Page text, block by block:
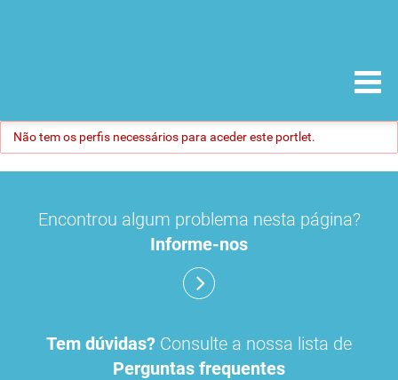
Não tem os perfis necessários para aceder este portlet.
Encontrou algum problema nesta página?
Informe-nos
Tem dúvidas? Consulte a nossa lista de
Perguntas frequentes